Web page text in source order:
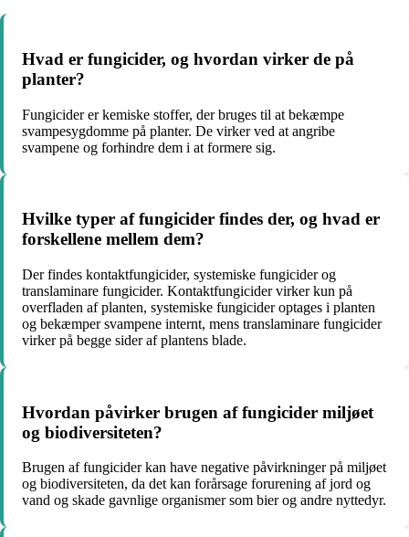
Hvad er fungicider, og hvordan virker de på
planter?
Fungicider er kemiske stoffer, der bruges til at bekæmpe
svampesygdomme på planter. De virker ved at angribe
svampene og forhindre dem i at formere sig.
Hvilke typer af fungicider findes der, og hvad er
forskellene mellem dem?
Der findes kontaktfungicider, systemiske fungicider og
translaminare fungicider. Kontaktfungicider virker kun på
overfladen af planten, systemiske fungicider optages i planten
og bekæmper svampene internt, mens translaminare fungicider
virker på begge sider af plantens blade.
Hvordan påvirker brugen af fungicider miljøet
og biodiversiteten?
Brugen af fungicider kan have negative påvirkninger på miljøet
og biodiversiteten, da det kan forårsage forurening af jord og
vand og skade gavnlige organismer som bier og andre nyttedyr.